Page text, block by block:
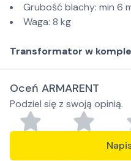
Grubość blachy: min 6
Waga: 8 kg
Transformator w
Oceń ARMARENT
Podziel się z swoją opinią.